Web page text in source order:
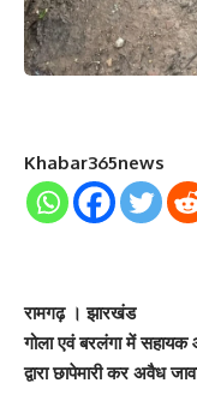
Khabar365news
रामगढ़ । झारखंड
गोला एवं बरलंगा में सहायक
द्वारा छापेमारी कर अवैध